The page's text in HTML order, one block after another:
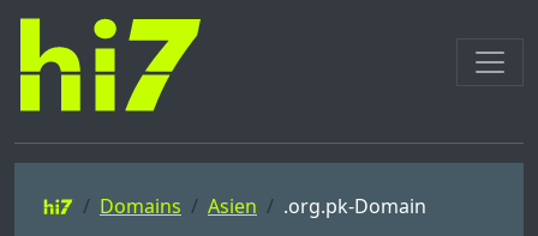
Domains Asien .org.pk-Domain